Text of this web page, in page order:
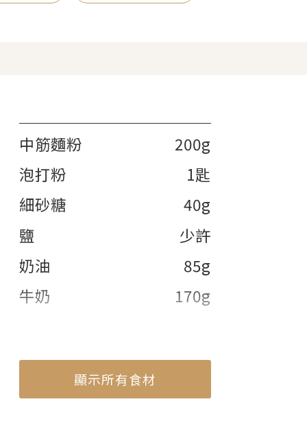
中筋麵粉
200g
泡打粉
1匙
細砂糖
40g
鹽
少許
奶油
85g
牛奶
170g
顯示所有食材